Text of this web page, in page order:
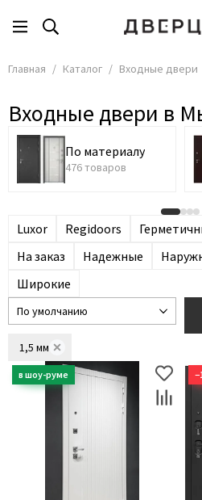
Входные двери
Все товары
По назначению
По цвету
По конструкции
Часто ищут
Главная Каталог Входные двери
Входные двери в
По материалу
476 товаров
Luxor Regidoors
На заказ
Надежные
Широкие
1,5 мм